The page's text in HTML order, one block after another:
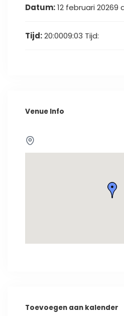
Datum:12 februari 20269
Tijd:20:0009:03 Tijd:
Venue Info
Toevoegen aan kalender